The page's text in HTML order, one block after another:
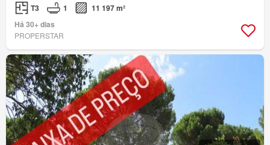
T3 1
11 197 m²
Há 30+ dias
PROPERSTAR